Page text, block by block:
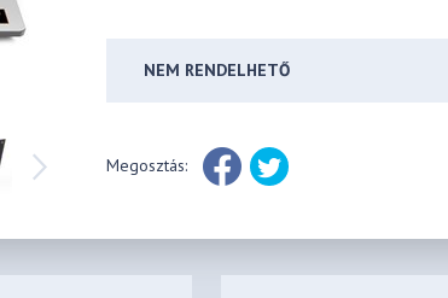
NEM RENDELHETŐ
Megosztás: